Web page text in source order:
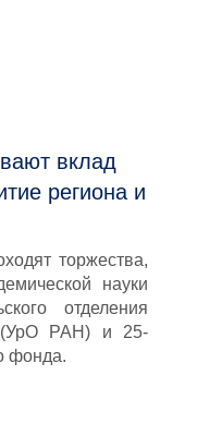
вклад
региона и
торжества,
науки
отделения
(УрО РАН) и 25-
фонда.